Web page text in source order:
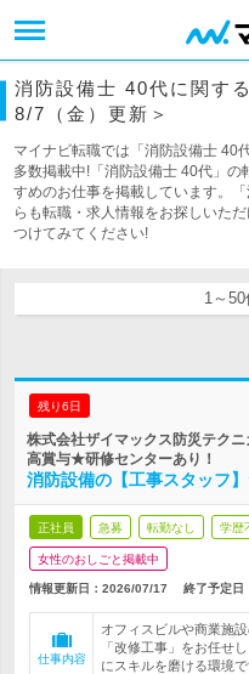
消防設備士 40代に関す
8/7（金）更新＞
マイナビ転職では「消防設備士 40
多数掲載中!「消防設備士 40代」
すめのお仕事を掲載しています。
らも転職・求人情報をお探しいた
つけてみてください!
1～
残り6日
株式会社ザイマックス防災テク
高賞与★研修センターあり！
消防設備の【工事スタッフ
正社員 急募 転勤なし 学歴
女性のおしごと掲載中
情報更新日：2026/07/17 終了予定日
仕事内容
オフィスビルや商業施
「改修工事」をお任せ
にスキルを磨ける環境で